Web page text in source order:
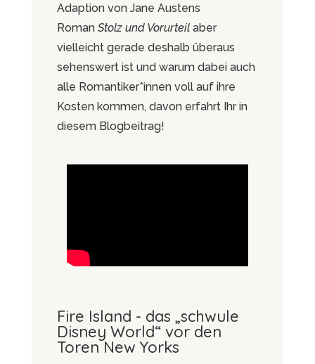
Adaption von Jane Austens
Roman Stolz und Vorurteilaber
vielleicht gerade deshalb überaus
sehenswert ist und warum dabei auch
alle Romantiker*innen voll auf ihre
Kosten kommen, davon erfahrt Ihr in
diesem Blogbeitrag!
Fire Island - das „schwule
Disney World“ vor den
Toren New Yorks